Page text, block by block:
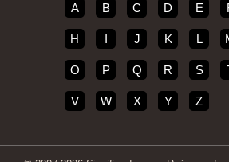
A B C D E
H I J K L
O P Q R S
V W X Y Z